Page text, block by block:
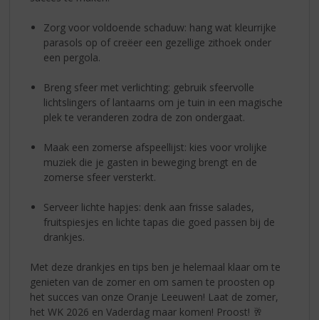
Zorg voor voldoende schaduw: hang wat kleurrijke
parasols op of creëer een gezellige zithoek onder
een pergola.
Breng sfeer met verlichting: gebruik sfeervolle
lichtslingers of lantaarns om je tuin in een magische
plek te veranderen zodra de zon ondergaat.
Maak een zomerse afspeellijst: kies voor vrolijke
muziek die je gasten in beweging brengt en de
zomerse sfeer versterkt.
Serveer lichte hapjes: denk aan frisse salades,
fruitspiesjes en lichte tapas die goed passen bij de
drankjes.
Met deze drankjes en tips ben je helemaal klaar om te
genieten van de zomer en om samen te proosten op
het succes van onze Oranje Leeuwen! Laat de zomer,
het WK 2026 en Vaderdag maar komen! Proost! 🥂